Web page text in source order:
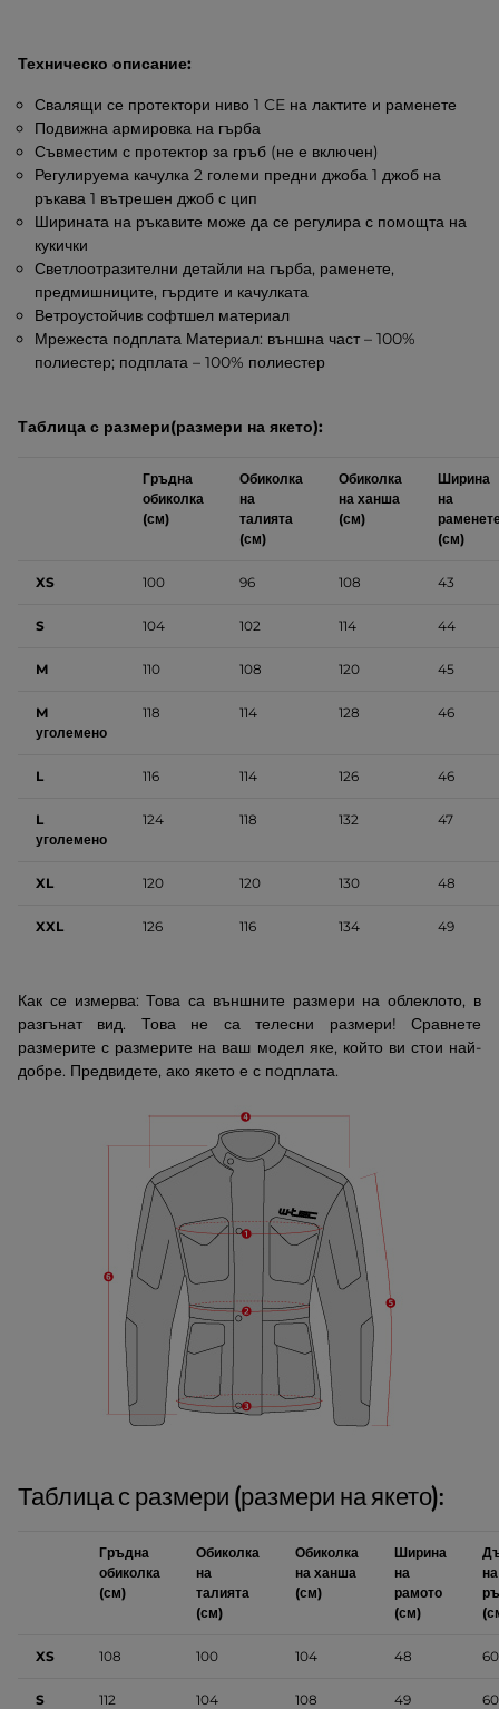
Техническо описание:
Свалящи се протектори ниво 1 CE на лактите и раменете
Подвижна армировка на гърба
Съвместим с протектор за гръб (не е включен)
Регулируема качулка 2 големи предни джоба 1 джоб на
ръкава 1 вътрешен джоб с цип
Ширината на ръкавите може да се регулира с помощта на
кукички
Светлоотразителни детайли на гърба, раменете,
предмишниците, гърдите и качулката
Ветроустойчив софтшел материал
Мрежеста подплата Материал: външна част – 100%
полиестер; подплата – 100% полиестер
Таблица с размери(размери на якето):
Гръдна
обиколка
(см)
Обиколка
на
талията
(см)
Обиколка
на ханша
(см)
Ширина
на
(см)
XS 100 96 108 43
S 104 102 114 44
M 110 108 120 45
M
уголемено
118 114 128 46
L 116 114 126 46
L
уголемено
124 118 132 47
XL 120 120 130 48
XXL 126 116 134 49
Как се измерва: Това са външните размери на облеклото, в
разгънат вид. Това не са телесни размери! Сравнете
размерите с размерите на ваш модел яке, който ви стои най-
добре. Предвидете, ако якето е с пoдплата.
Таблица с размери (размери на якето):
Гръдна
обиколка
(см)
Обиколка
на
талията
(см)
Обиколка
на ханша
(см)
Ширина
на
рамото
(см)
на
XS 108 100 104 48 60
S 112 104 108 49 60